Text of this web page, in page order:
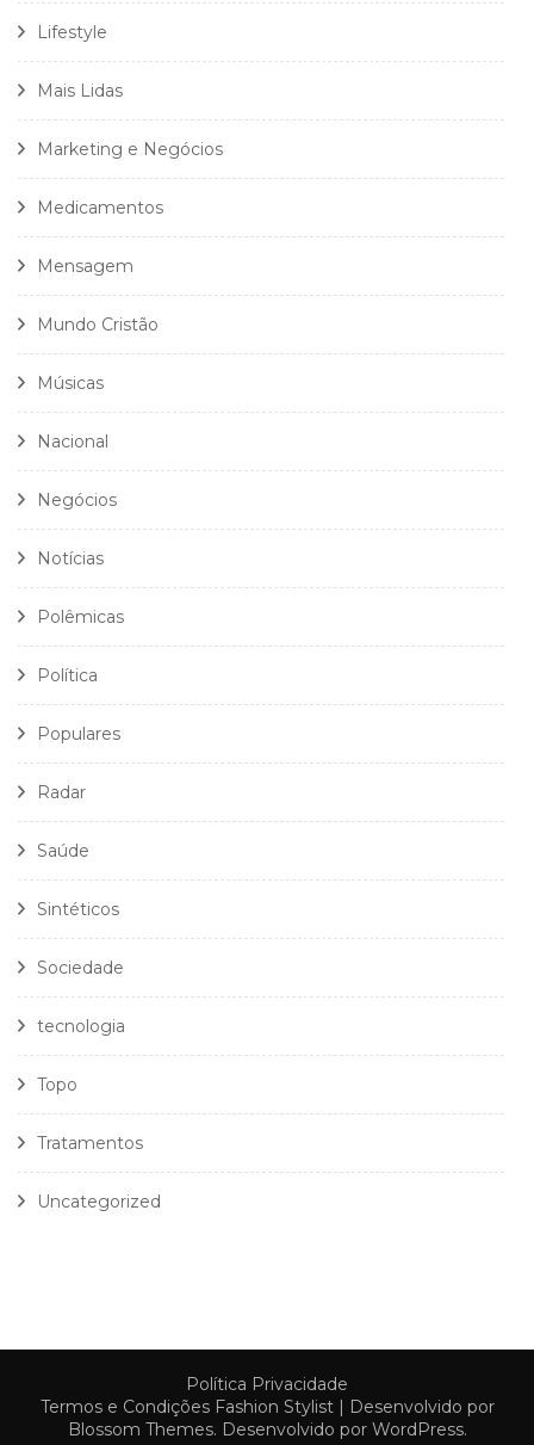
Lifestyle
Mais Lidas
Marketing e Negócios
Medicamentos
Mensagem
Mundo Cristão
Músicas
Nacional
Negócios
Notícias
Polêmicas
Política
Populares
Radar
Saúde
Sintéticos
Sociedade
tecnologia
Topo
Tratamentos
Uncategorized
Política Privacidade
Termos e CondiçõesFashion Stylist | Desenvolvido por
Blossom Themes. Desenvolvido por WordPress.